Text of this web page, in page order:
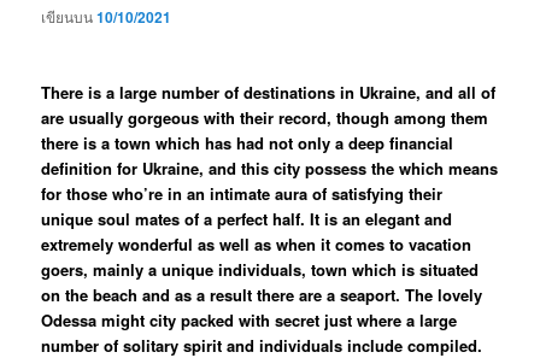
เขียนบน10/10/2021
There is a large number of destinations in Ukraine, and all of
are usually gorgeous with their record, though among them
there is a town which has had not only a deep financial
definition for Ukraine, and this city possess the which means
for those who’re in an intimate aura of satisfying their
unique soul mates of a perfect half. It is an elegant and
extremely wonderful as well as when it comes to vacation
goers, mainly a unique individuals, town which is situated
on the beach and as a result there are a seaport. The lovely
Odessa might city packed with secret just where a large
number of solitary spirit and individuals include compiled.